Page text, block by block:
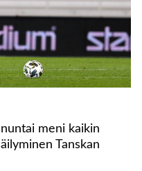
meni kaikin
Tanskan